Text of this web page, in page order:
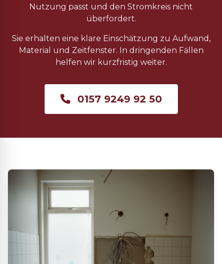
Nutzung passt und den Stromkreis nicht
überfordert.
Sie erhalten eine klare Einschätzung zu Aufwand,
Material und Zeitfenster. In dringenden Fällen
helfen wir kurzfristig weiter.
0157 9249 92 50